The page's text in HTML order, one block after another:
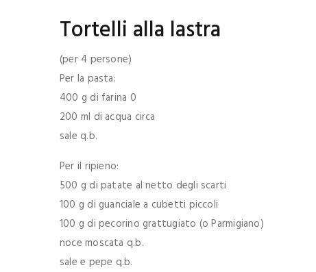
Tortelli alla lastra
(per 4 persone)
Per la pasta:
400 g di farina 0
200 ml di acqua circa
sale q.b.
Per il ripieno:
500 g di patate al netto degli scarti
100 g di guanciale a cubetti piccoli
100 g di pecorino grattugiato (o Parmigiano)
noce moscata q.b.
sale e pepe q.b.